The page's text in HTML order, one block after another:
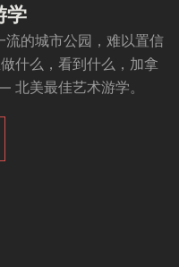
学
流的城市公园，难以置信
什么，看到什么，加拿
北美最佳艺术游学。